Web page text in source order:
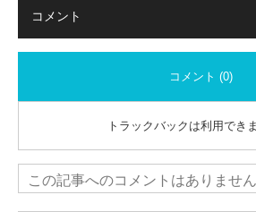
コメント
コメント (0)
トラックバックは利用でき
この記事へのコメントはありません